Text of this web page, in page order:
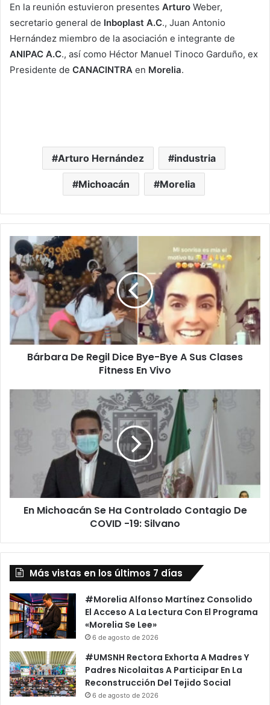
En la reunión estuvieron presentes Arturo Weber,
secretario general de Inboplast A.C., Juan Antonio
Hernández miembro de la asociación e integrante de
ANIPAC A.C., así como Héctor Manuel Tinoco Garduño, ex
Presidente de CANACINTRA en Morelia.
Arturo Hernández industria
Michoacán Morelia
á
r
b
a
a
e
e
u
s
C
l
a
e
s
F
i
Bárbara De Regil Dice Bye-Bye A Sus Clases
Fitness En Vivo
c
o
n
t
r
l
a
d
o
En Michoacán Se Ha Controlado Contagio De
COVID -19: Silvano
Más vistas en los últimos 7 días
#Morelia Alfonso Martínez Consolido
El Acceso A La Lectura Con El Programa
«Morelia Se Lee»
6 de agosto de 2026
#UMSNH Rectora Exhorta A Madres Y
Padres Nicolaitas A Participar En La
Reconstrucción Del Tejido Social
6 de agosto de 2026